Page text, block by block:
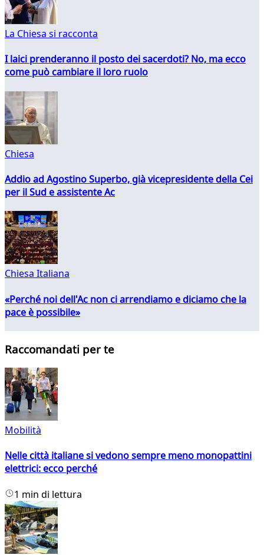
La Chiesa si racconta
I laici prenderanno il posto dei sacerdoti? No, ma ecco
come può cambiare il loro ruolo
Chiesa
Addio ad Agostino Superbo, già vicepresidente della Cei
per il Sud e assistente Ac
Chiesa Italiana
«Perché noi dell'Ac non ci arrendiamo e diciamo che la
pace è possibile»
Raccomandati per te
Mobilità
Nelle città italiane si vedono sempre meno monopattini
elettrici: ecco perché
1 min di lettura